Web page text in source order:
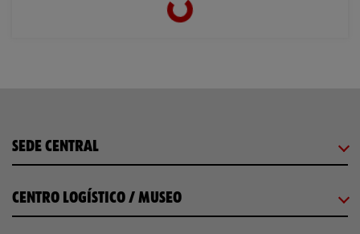
SEDE CENTRAL
CENTRO LOGÍSTICO / MUSEO